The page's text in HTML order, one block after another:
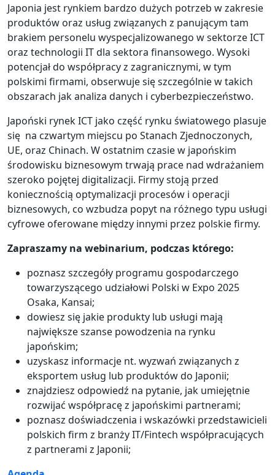
Japonia jest rynkiem bardzo dużych potrzeb w zakresie
produktów oraz usług związanych z panującym tam
brakiem personelu wyspecjalizowanego w sektorze ICT
oraz technologii IT dla sektora finansowego. Wysoki
potencjał do współpracy z zagranicznymi, w tym
polskimi firmami, obserwuje się szczególnie w takich
obszarach jak analiza danych i cyberbezpieczeństwo.
Japoński rynek ICT jako część rynku światowego plasuje
się na czwartym miejscu po Stanach Zjednoczonych,
UE, oraz Chinach. W ostatnim czasie w japońskim
środowisku biznesowym trwają prace nad wdrażaniem
szeroko pojętej digitalizacji. Firmy stoją przed
koniecznością optymalizacji procesów i operacji
biznesowych, co wzbudza popyt na różnego typu usługi
cyfrowe oferowane między innymi przez polskie firmy.
Zapraszamy na webinarium, podczas którego:
poznasz szczegóły programu gospodarczego
towarzyszącego udziałowi Polski w Expo 2025
Osaka, Kansai;
dowiesz się jakie produkty lub usługi mają
największe szanse powodzenia na rynku
japońskim;
uzyskasz informacje nt. wyzwań związanych z
eksportem usług lub produktów do Japonii;
znajdziesz odpowiedź na pytanie, jak umiejętnie
rozwijać współpracę z japońskimi partnerami;
poznasz doświadczenia i wskazówki przedstawicieli
polskich firm z branży IT/Fintech współpracujących
z partnerami z Japonii;